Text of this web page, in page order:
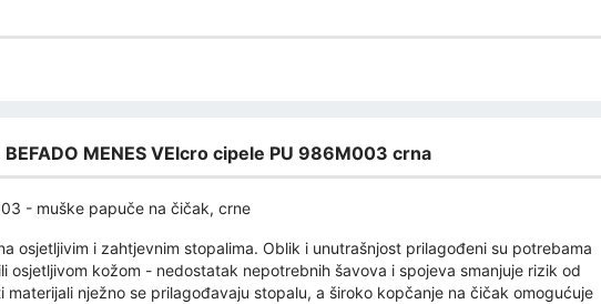
MENES VElcro cipele PU 986M003 crna
- muške papuče na čičak, crne
osjetljivim i zahtjevnim stopalima. Oblik i unutrašnjost prilagođeni su potrebama
osjetljivom kožom - nedostatak nepotrebnih šavova i spojeva smanjuje rizik od
materijali nježno se prilagođavaju stopalu, a široko kopčanje na čičak omogućuje